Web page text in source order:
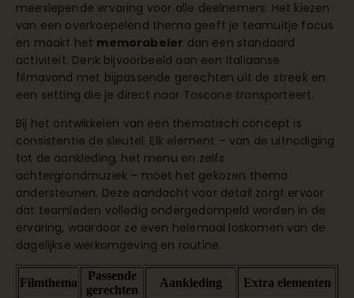
meeslepende ervaring voor alle deelnemers. Het kiezen
van een overkoepelend thema geeft je teamuitje focus
en maakt het memorabeler dan een standaard
activiteit. Denk bijvoorbeeld aan een Italiaanse
filmavond met bijpassende gerechten uit de streek en
een setting die je direct naar Toscane transporteert.
Bij het ontwikkelen van een thematisch concept is
consistentie de sleutel. Elk element – van de uitnodiging
tot de aankleding, het menu en zelfs
achtergrondmuziek – moet het gekozen thema
ondersteunen. Deze aandacht voor detail zorgt ervoor
dat teamleden volledig ondergedompeld worden in de
ervaring, waardoor ze even helemaal loskomen van de
dagelijkse werkomgeving en routine.
Filmthema
Passende
gerechten
Aankleding Extra elementen